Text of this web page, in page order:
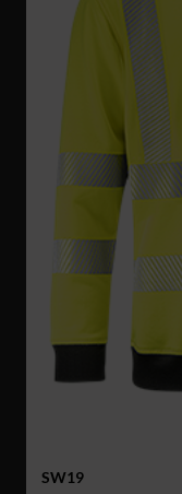
SW19